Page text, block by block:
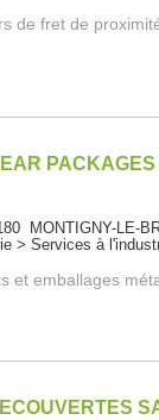
de fret de
PACKAGES
MONTIGNY-LE-
> Services à
et emballages